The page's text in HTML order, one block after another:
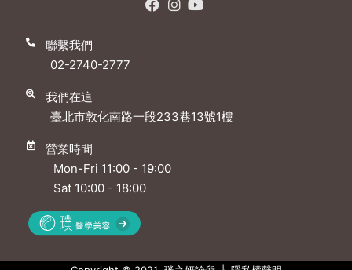
聯繫我們
02-2740-2777
我們在這
臺北市敦化南路一段233巷13號1樓
營業時間
Mon-Fri 11:00 - 19:00
Sat 10:00 - 18:00